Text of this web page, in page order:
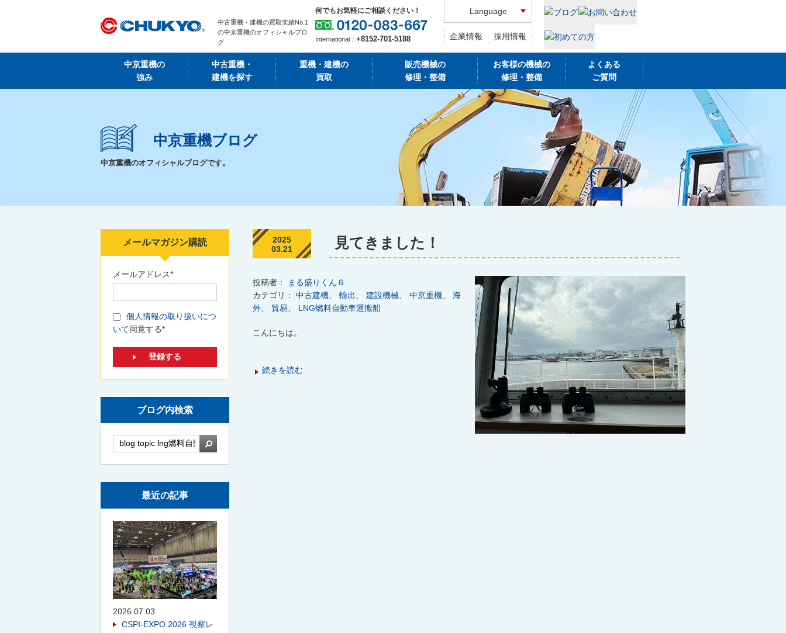
中古重機・建機の買取実績No.1
の中京重機のオフィシャルブロ
グ
何でもお気軽にご相談ください！
International： +8152-701-5188
Language
企業情報 採用情報
中京重機の
強み
中古重機・
建機を探す
重機・建機の
買取
販売機械の
修理・整備
お客様の機械の
修理・整備
よくある
ご質問
中京重機ブログ
中京重機のオフィシャルブログです。
2025
03.21
見てきました！
投稿者：
まる盛りくん６
カテゴリ： 中古建機 輸出 建設機械 中京重機
海
外
貿易 LNG燃料自動車運搬船
こんにちは。
続きを読む
メールマガジン購読
メールアドレス*
個人情報の取り扱いにつ
いて同意する*
ブログ内検索
検索
最近の記事
2026 07.03
CSPI-EXPO 2026 視察レ